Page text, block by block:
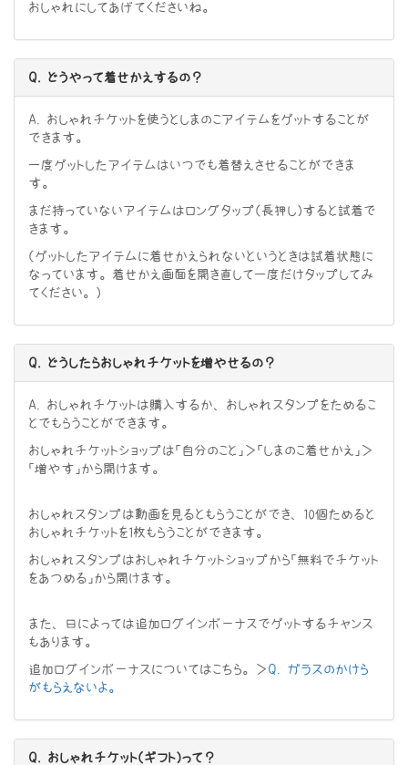
おしゃれにしてあげてくださいね。
Q. どうやって着せかえするの？
A. おしゃれチケットを使うとしまのこアイテムをゲットすることが
できます。
一度ゲットしたアイテムはいつでも着替えさせることができま
す。
まだ持っていないアイテムはロングタップ（長押し）すると試着で
きます。
（ゲットしたアイテムに着せかえられないというときは試着状態に
なっています。着せかえ画面を開き直して一度だけタップしてみ
てください。）
Q. どうしたらおしゃれチケットを増やせるの？
A. おしゃれチケットは購入するか、おしゃれスタンプをためるこ
とでもらうことができます。
おしゃれチケットショップは「自分のこと」＞「しまのこ着せかえ」＞
「増やす」から開けます。
おしゃれスタンプは動画を見るともらうことができ、10個ためると
おしゃれチケットを1枚もらうことができます。
おしゃれスタンプはおしゃれチケットショップから「無料でチケット
をあつめる」から開けます。
また、日によっては追加ログインボーナスでゲットするチャンス
もあります。
追加ログインボーナスについてはこちら。＞ Q. ガラスのかけら
がもらえないよ。
Q. おしゃれチケット（ギフト）って？